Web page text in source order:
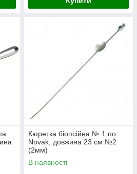
Кюретка біопсійна № 1 по
Novak, довжина 23 см №2
(2мм)
В наявності